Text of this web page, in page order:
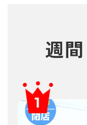
週間